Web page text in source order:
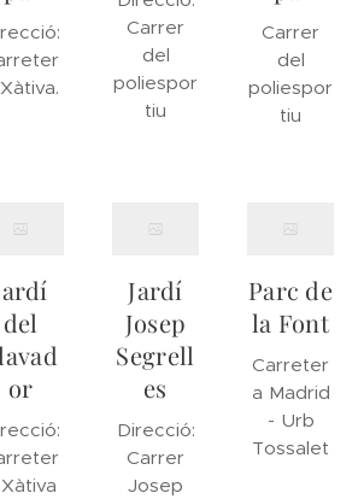
Carrer
del
poliespor
tiu
Carrer
del
poliespor
tiu
del
or
Jardí
Josep
Segrell
es
Direcció:
Carrer
Josep
Parc de
la Font
Carreter
a Madrid
- Urb
Tossalet